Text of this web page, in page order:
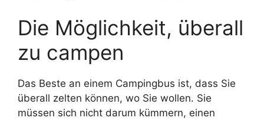
Die Möglichkeit, überall
zu campen
Das Beste an einem Campingbus ist, dass Sie
überall zelten können, wo Sie wollen. Sie
müssen sich nicht darum kümmern, einen